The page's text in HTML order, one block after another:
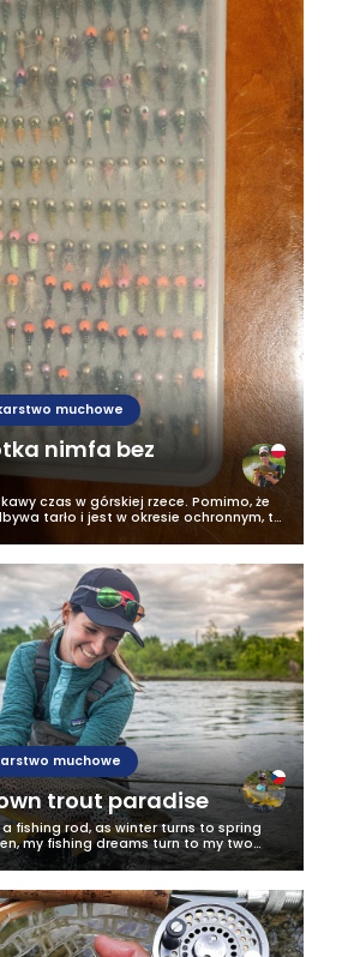
muchowe
nimfa bez
czas w górskiej rzece. Pomimo, że
tarło i jest w okresie ochronnym, to
muchowe
trout paradise
a fishing rod, as winter turns to spring
my fishing dreams turn to my two
– brown trout and pike. This is when